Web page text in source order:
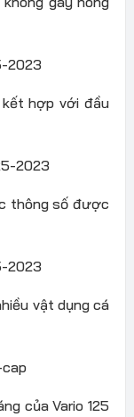
kết hợp với đầu
thông số được
vật dụng cá
của Vario 125